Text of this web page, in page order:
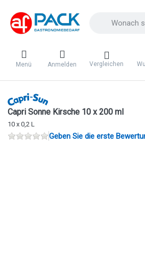
Menü Anmelden Vergleichen
Capri Sonne Kirsche 10 x 200 ml
10 x 0,2 L
Geben Sie die erste